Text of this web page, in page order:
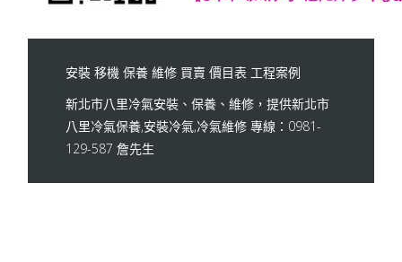
安裝 移機 保養 維修 買賣 價目表 工程案例
新北市八里冷氣安裝、保養、維修，提供新北市
八里冷氣保養,安裝冷氣,冷氣維修 專線：0981-
129-587 詹先生